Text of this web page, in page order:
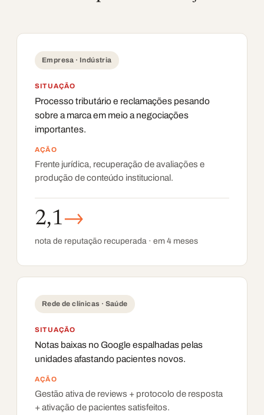
Empresa · Indústria
SITUAÇÃO
Processo tributário e reclamações pesando
sobre a marca em meio a negociações
importantes.
AÇÃO
Frente jurídica, recuperação de avaliações e
produção de conteúdo institucional.
2,1→
nota de reputação recuperada · em 4 meses
Rede de clínicas · Saúde
SITUAÇÃO
Notas baixas no Google espalhadas pelas
unidades afastando pacientes novos.
AÇÃO
Gestão ativa de reviews + protocolo de resposta
+ ativação de pacientes satisfeitos.